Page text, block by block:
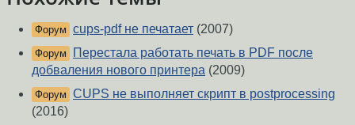
Форум cups-pdf не печатает (2007)
Форум
Перестала работать печать в PDF после
добваления нового принтера (2009)
Форум CUPS не выполняет скрипт в postprocessing
(2016)